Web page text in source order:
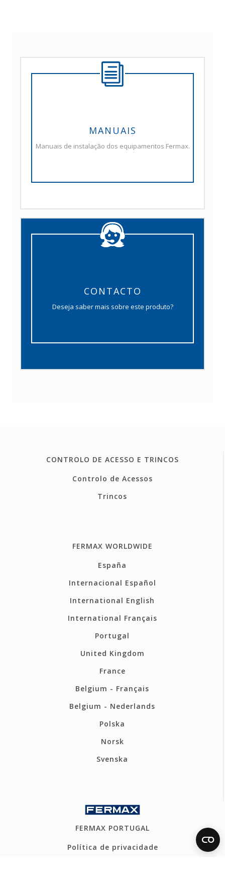
MANUAIS
Manuais de instalação dos equipamentos Fermax.
CONTACTO
Deseja saber mais sobre este produto?
CONTROLO DE ACESSO E TRINCOS
Controlo de Acessos
Trincos
FERMAX WORLDWIDE
España
Internacional Español
International English
International Français
Portugal
United Kingdom
France
Belgium - Français
Belgium - Nederlands
Polska
Norsk
Svenska
FERMAX PORTUGAL
Política de privacidade